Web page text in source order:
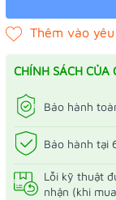
CHÍNH SÁCH CỦA
Bảo hành
Bảo hành tại
Lỗi kỹ thuật
nhận (khi